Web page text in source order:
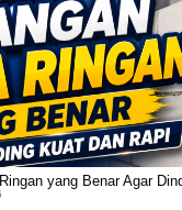
yang Benar Agar